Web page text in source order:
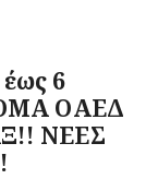
6
ΟΑΕΔ
ΝΕΕΣ